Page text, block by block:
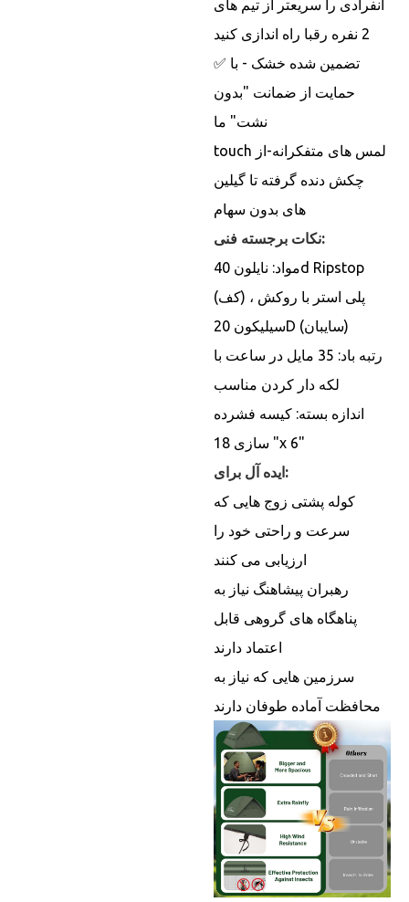
انفرادی را سریعتر از تیم های
2 نفره رقبا راه اندازی کنید
✅ تضمین شده خشک - با
حمایت از ضمانت "بدون
نشت" ما
touch لمس های متفکرانه-از
چکش دنده گرفته تا گیلین
های بدون سهام
نکات برجسته فنی:
مواد: نایلون 40d Ripstop
(کف) ، پلی استر با روکش
سیلیکون 20D (سایبان)
رتبه باد: 35 مایل در ساعت با
لکه دار کردن مناسب
اندازه بسته: کیسه فشرده
سازی 18 "x 6"
ایده آل برای:
کوله پشتی زوج هایی که
سرعت و راحتی خود را
ارزیابی می کنند
رهبران پیشاهنگ نیاز به
پناهگاه های گروهی قابل
اعتماد دارند
سرزمین هایی که نیاز به
محافظت آماده طوفان دارند